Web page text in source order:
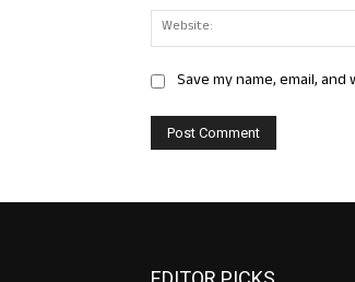
Save my name, email,